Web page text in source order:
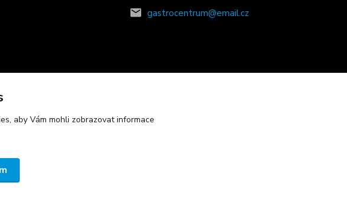
gastrocentrum@email.cz
aby Vám mohli zobrazovat informace